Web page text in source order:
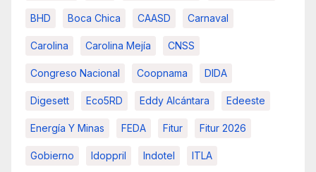
BHD Boca Chica CAASD Carnaval
Carolina Carolina Mejía CNSS
Congreso Nacional Coopnama DIDA
Digesett Eco5RD Eddy Alcántara Edeeste
Energía Y Minas FEDA Fitur Fitur 2026
Gobierno Idoppril Indotel ITLA